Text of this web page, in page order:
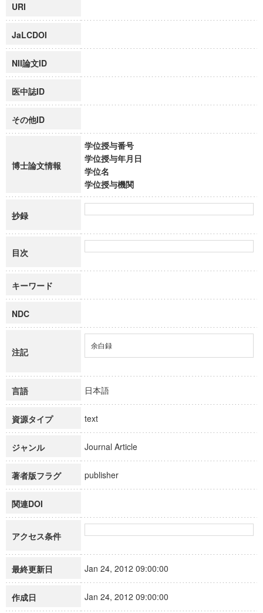
URI
JaLCDOI
NII論文ID
医中誌ID
その他ID
博士論文情報
学位授与番号
学位授与年月日
学位名
学位授与機関
抄録
目次
キーワード
NDC
注記
余白録
言語 日本語
資源タイプ text
ジャンル Journal Article
著者版フラグ publisher
関連DOI
アクセス条件
最終更新日 Jan 24, 2012 09:00:00
作成日 Jan 24, 2012 09:00:00